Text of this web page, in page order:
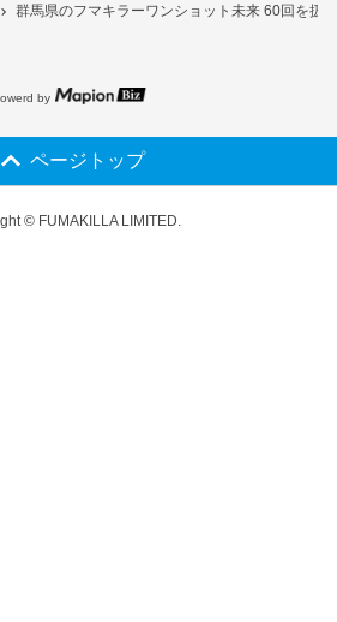
群馬県のフマキラーワンショット未来 60回を扱
by
ページトップ
© FUMAKILLA LIMITED.